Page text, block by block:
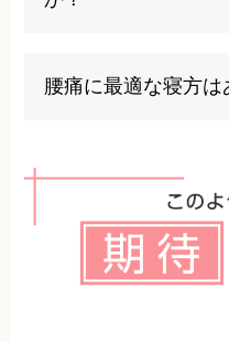
やカルシウム、ビタ
されています。バラ
腰痛に最適な寝方は
に枕を入れる姿勢が
人に合った寝具選び